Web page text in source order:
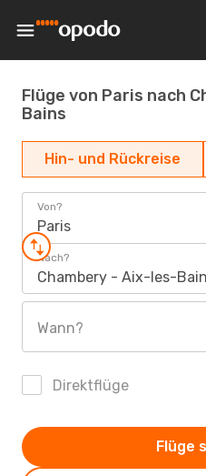
Flüge von Paris nach
Bains
Hin- und Rückreise
Von?
Paris
Nach?
Chambery - Aix-les-
Wann?
Direktflüge
Flüge